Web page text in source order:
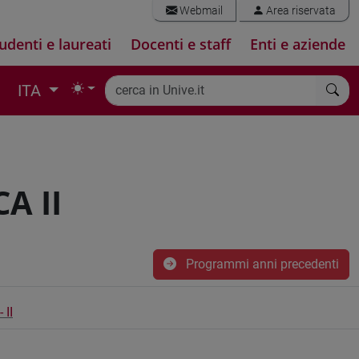
Webmail Area riservata
e laureati Docenti e staff Enti e aziende
ITA
II
Programmi anni precedenti
II